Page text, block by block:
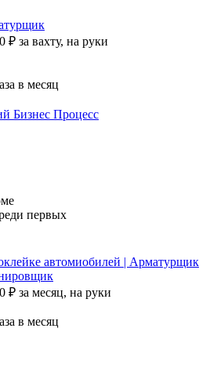
₽ за вахту, на руки
в месяц
Бизнес Процесс
первых
автомиобилей | Арматурщик
₽ за месяц, на руки
в месяц